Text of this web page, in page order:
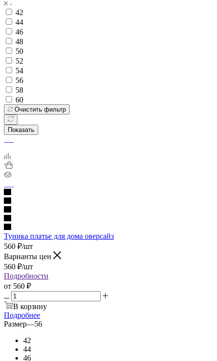
42
44
46
48
50
52
54
56
58
60
Очистить фильтр
Показать
Туника платье для дома оверсайз
560 ₽/шт
Варианты цен
560 ₽/шт
Подробности
от 560 ₽
В корзину
Подробнее
Размер—56
42
44
46